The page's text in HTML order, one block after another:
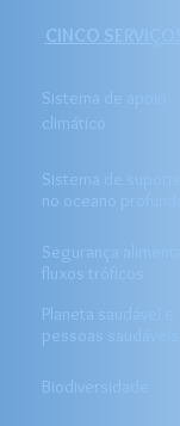
CINCO
Sistema de apoio
climático
Sistema de suporte
no oceano profundo
Segurança
fluxos tróficos
Planeta saudável e
pessoas saudáveis
Biodiversidade